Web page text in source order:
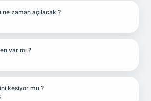
ne zaman açılacak ?
var mı ?
kesiyor mu ?